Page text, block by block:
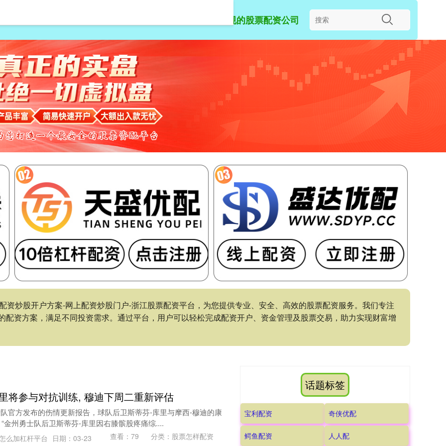
北京正规的股票配资公司
资炒股开户方案-网上配资炒股门户-浙江股票配资平台，为您提供专业、安全、高效的股票配资服务。我们专注
资方案，满足不同投资需求。通过平台，用户可以轻松完成配资开户、资金管理及股票交易，助力实现财富增
将参与对抗训练, 穆迪下周二重新评估
官方发布的伤情更新报告，球队后卫斯蒂芬-库里与摩西-穆迪的康
金州勇士队后卫斯蒂芬-库里因右膝髌股疼痛综....
么加杠杆平台 日期：03-23 查看： 79 分类： 股票怎样配资
话题标签
宝利配资 奇侠优配
鳄鱼配资 人人配